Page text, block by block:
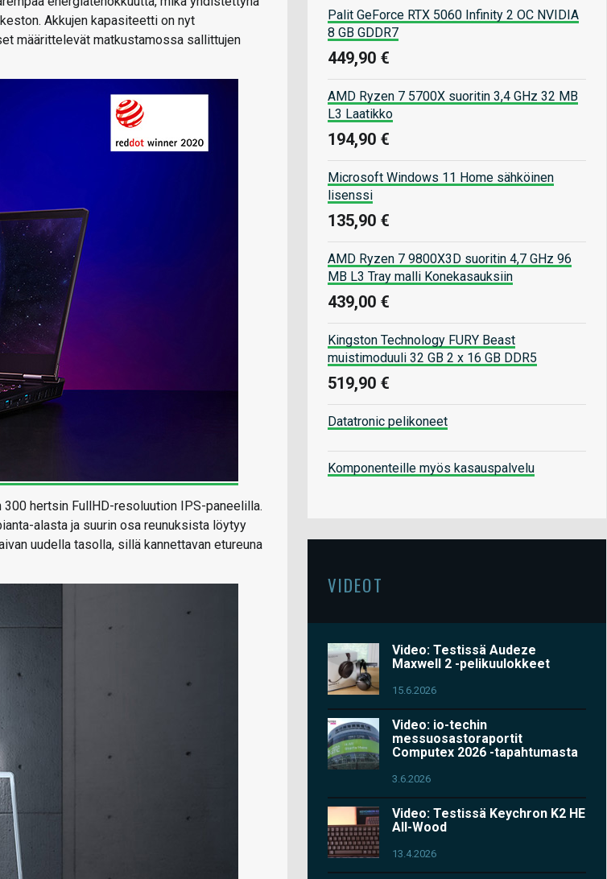
Akkujen kapasiteetti on nyt
määrittelevät matkustamossa sallittujen
300 hertsin FullHD-resoluution IPS-paneelilla.
alasta ja suurin osa reunuksista löytyy
uudella tasolla, sillä kannettavan etureuna
Palit GeForce RTX 5060 Infinity 2 OC NVIDIA
8 GB GDDR7
449,90 €
AMD Ryzen 7 5700X suoritin 3,4 GHz 32 MB
L3 Laatikko
194,90 €
Microsoft Windows 11 Home sähköinen
lisenssi
135,90 €
AMD Ryzen 7 9800X3D suoritin 4,7 GHz 96
MB L3 Tray malli Konekasauksiin
439,00 €
Kingston Technology FURY Beast
muistimoduuli 32 GB 2 x 16 GB DDR5
519,90 €
Datatronic pelikoneet
Komponenteille myös kasauspalvelu
VIDEOT
Video: Testissä Audeze
Maxwell 2 -pelikuulokkeet
15.6.2026
Video: io-techin
messuosastoraportit
Computex 2026 -tapahtumasta
3.6.2026
Video: Testissä Keychron K2 HE
All-Wood
13.4.2026